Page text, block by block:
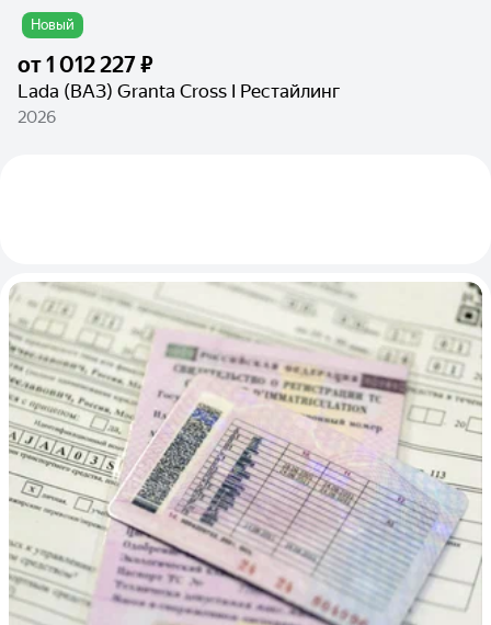
Новый
от1 012 227 ₽
Lada (ВАЗ) Granta Cross I Рестайлинг
2026